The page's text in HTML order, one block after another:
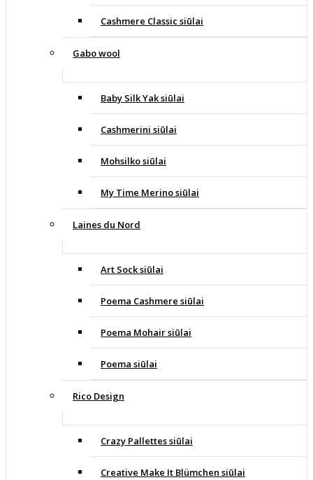
Cashmere Classic siūlai
Gabo wool
Baby Silk Yak siūlai
Cashmerini siūlai
Mohsilko siūlai
My Time Merino siūlai
Laines du Nord
Art Sock siūlai
Poema Cashmere siūlai
Poema Mohair siūlai
Poema siūlai
Rico Design
Crazy Pallettes siūlai
Creative Make It Blümchen siūlai